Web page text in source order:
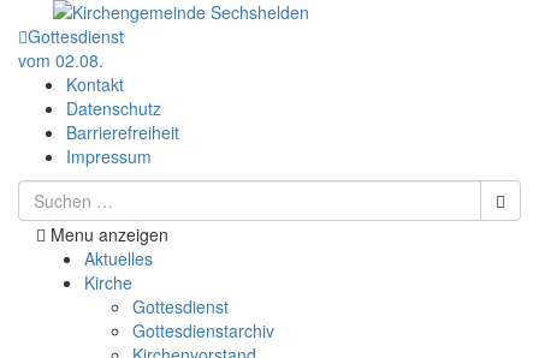
Gottesdienst
vom 02.08.
Kontakt
Datenschutz
Barrierefreiheit
Impressum
Menu anzeigen
Aktuelles
Kirche
Gottesdienst
Gottesdienstarchiv